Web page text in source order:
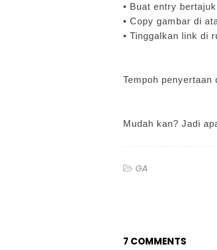
• Buat entry bertajuk
• Copy gambar di
• Tinggalkan link di
Tempoh penyertaan
Mudah kan? Jadi
GA
7 COMMENTS